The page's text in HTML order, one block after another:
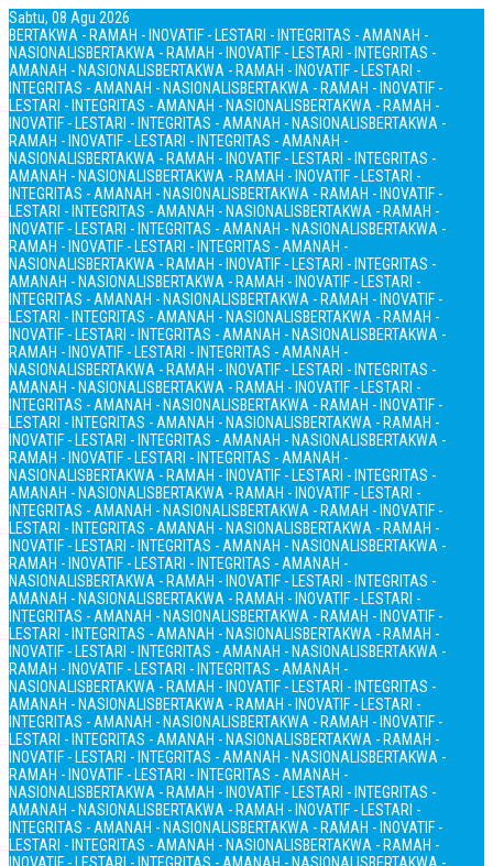
Sabtu, 08 Agu 2026
BERTAKWA - RAMAH - INOVATIF - LESTARI - INTEGRITAS - AMANAH -
NASIONALISBERTAKWA - RAMAH - INOVATIF - LESTARI - INTEGRITAS -
AMANAH - NASIONALISBERTAKWA - RAMAH - INOVATIF - LESTARI -
INTEGRITAS - AMANAH - NASIONALISBERTAKWA - RAMAH - INOVATIF -
LESTARI - INTEGRITAS - AMANAH - NASIONALISBERTAKWA - RAMAH -
INOVATIF - LESTARI - INTEGRITAS - AMANAH - NASIONALISBERTAKWA -
RAMAH - INOVATIF - LESTARI - INTEGRITAS - AMANAH -
NASIONALISBERTAKWA - RAMAH - INOVATIF - LESTARI - INTEGRITAS -
AMANAH - NASIONALISBERTAKWA - RAMAH - INOVATIF - LESTARI -
INTEGRITAS - AMANAH - NASIONALISBERTAKWA - RAMAH - INOVATIF -
LESTARI - INTEGRITAS - AMANAH - NASIONALISBERTAKWA - RAMAH -
INOVATIF - LESTARI - INTEGRITAS - AMANAH - NASIONALISBERTAKWA -
RAMAH - INOVATIF - LESTARI - INTEGRITAS - AMANAH -
NASIONALISBERTAKWA - RAMAH - INOVATIF - LESTARI - INTEGRITAS -
AMANAH - NASIONALISBERTAKWA - RAMAH - INOVATIF - LESTARI -
INTEGRITAS - AMANAH - NASIONALISBERTAKWA - RAMAH - INOVATIF -
LESTARI - INTEGRITAS - AMANAH - NASIONALISBERTAKWA - RAMAH -
INOVATIF - LESTARI - INTEGRITAS - AMANAH - NASIONALISBERTAKWA -
RAMAH - INOVATIF - LESTARI - INTEGRITAS - AMANAH -
NASIONALISBERTAKWA - RAMAH - INOVATIF - LESTARI - INTEGRITAS -
AMANAH - NASIONALISBERTAKWA - RAMAH - INOVATIF - LESTARI -
INTEGRITAS - AMANAH - NASIONALISBERTAKWA - RAMAH - INOVATIF -
LESTARI - INTEGRITAS - AMANAH - NASIONALISBERTAKWA - RAMAH -
INOVATIF - LESTARI - INTEGRITAS - AMANAH - NASIONALISBERTAKWA -
RAMAH - INOVATIF - LESTARI - INTEGRITAS - AMANAH -
NASIONALISBERTAKWA - RAMAH - INOVATIF - LESTARI - INTEGRITAS -
AMANAH - NASIONALISBERTAKWA - RAMAH - INOVATIF - LESTARI -
INTEGRITAS - AMANAH - NASIONALISBERTAKWA - RAMAH - INOVATIF -
LESTARI - INTEGRITAS - AMANAH - NASIONALISBERTAKWA - RAMAH -
INOVATIF - LESTARI - INTEGRITAS - AMANAH - NASIONALISBERTAKWA -
RAMAH - INOVATIF - LESTARI - INTEGRITAS - AMANAH -
NASIONALISBERTAKWA - RAMAH - INOVATIF - LESTARI - INTEGRITAS -
AMANAH - NASIONALISBERTAKWA - RAMAH - INOVATIF - LESTARI -
INTEGRITAS - AMANAH - NASIONALISBERTAKWA - RAMAH - INOVATIF -
LESTARI - INTEGRITAS - AMANAH - NASIONALISBERTAKWA - RAMAH -
INOVATIF - LESTARI - INTEGRITAS - AMANAH - NASIONALISBERTAKWA -
RAMAH - INOVATIF - LESTARI - INTEGRITAS - AMANAH -
NASIONALISBERTAKWA - RAMAH - INOVATIF - LESTARI - INTEGRITAS -
AMANAH - NASIONALISBERTAKWA - RAMAH - INOVATIF - LESTARI -
INTEGRITAS - AMANAH - NASIONALISBERTAKWA - RAMAH - INOVATIF -
LESTARI - INTEGRITAS - AMANAH - NASIONALISBERTAKWA - RAMAH -
INOVATIF - LESTARI - INTEGRITAS - AMANAH - NASIONALISBERTAKWA -
RAMAH - INOVATIF - LESTARI - INTEGRITAS - AMANAH -
NASIONALISBERTAKWA - RAMAH - INOVATIF - LESTARI - INTEGRITAS -
AMANAH - NASIONALISBERTAKWA - RAMAH - INOVATIF - LESTARI -
INTEGRITAS - AMANAH - NASIONALISBERTAKWA - RAMAH - INOVATIF -
LESTARI - INTEGRITAS - AMANAH - NASIONALISBERTAKWA - RAMAH -